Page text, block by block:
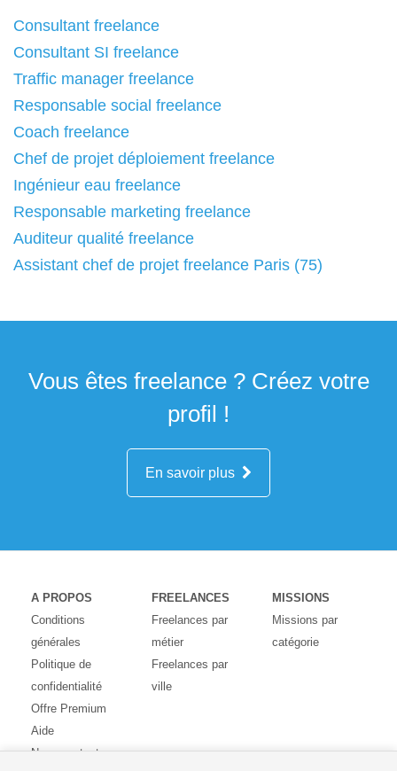
Consultant freelance
Consultant SI freelance
Traffic manager freelance
Responsable social freelance
Coach freelance
Chef de projet déploiement freelance
Ingénieur eau freelance
Responsable marketing freelance
Auditeur qualité freelance
Assistant chef de projet freelance Paris (75)
Vous êtes freelance ? Créez votre
profil !
En savoir plus
A PROPOS
Conditions
générales
Politique de
confidentialité
Offre Premium
Aide
Nous contacter
FREELANCES
Freelances par
métier
Freelances par
ville
MISSIONS
Missions par
catégorie